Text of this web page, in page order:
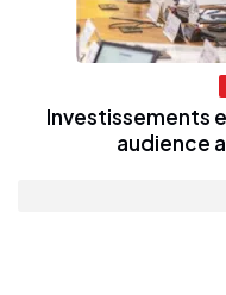
Investissements
audience